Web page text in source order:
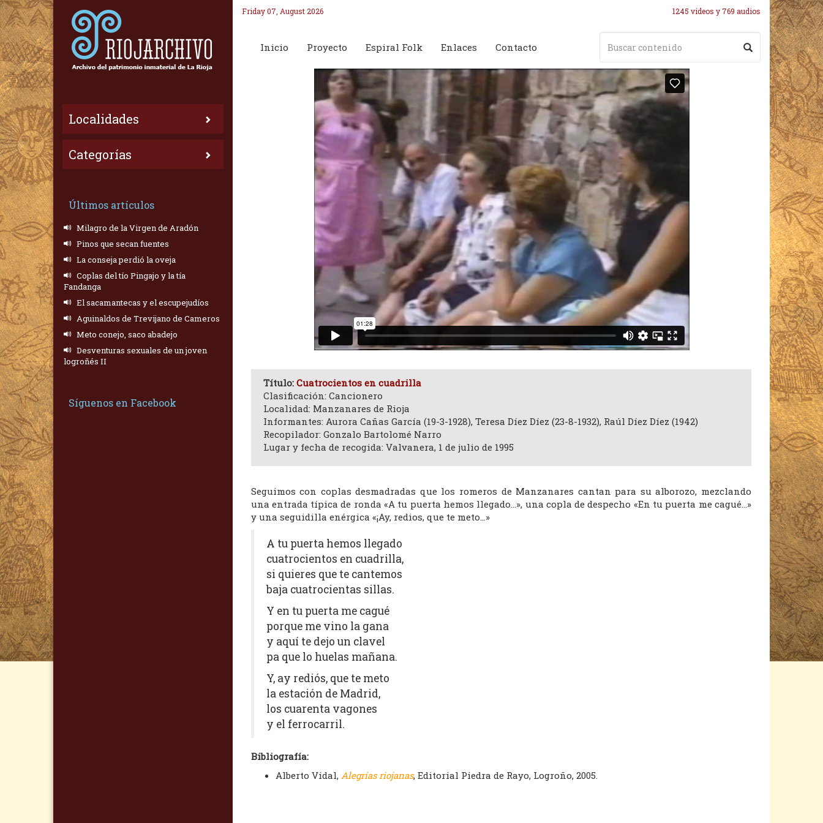
Localidades
Categorías
Últimos artículos
Milagro de la Virgen de Aradón
Pinos que secan fuentes
La conseja perdió la oveja
Coplas del tío Pingajo y la tía
Fandanga
El sacamantecas y el escupejudíos
Aguinaldos de Trevijano de Cameros
Meto conejo, saco abadejo
Desventuras sexuales de un joven
logroñés II
Síguenos en Facebook
Friday 07, August 2026 1245 videos y 769 audios
Inicio Proyecto Espiral Folk Enlaces Contacto
Título: Cuatrocientos en cuadrilla
Clasificación: Cancionero
Localidad: Manzanares de Rioja
Informantes: Aurora Cañas García (19-3-1928), Teresa Díez Díez (23-8-1932), Raúl Díez Díez (1942)
Recopilador: Gonzalo Bartolomé Narro
Lugar y fecha de recogida: Valvanera, 1 de julio de 1995
Seguimos con coplas desmadradas que los romeros de Manzanares cantan para su alborozo, mezclando
una entrada típica de ronda «A tu puerta hemos llegado…», una copla de despecho «En tu puerta me cagué…»
y una seguidilla enérgica «¡Ay, redios, que te meto…»
A tu puerta hemos llegado
cuatrocientos en cuadrilla,
si quieres que te cantemos
baja cuatrocientas sillas.
Y en tu puerta me cagué
porque me vino la gana
y aquí te dejo un clavel
pa que lo huelas mañana.
Y, ay rediós, que te meto
la estación de Madrid,
los cuarenta vagones
y el ferrocarril.
Bibliografía:
Alberto Vidal, Alegrías riojanas, Editorial Piedra de Rayo, Logroño, 2005.